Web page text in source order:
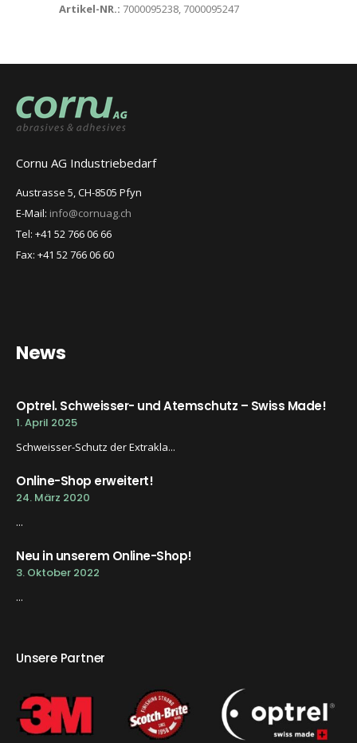
Artikel-NR.: 7000095238, 7000095247
Cornu AG Industriebedarf
Austrasse 5, CH-8505 Pfyn
E-Mail: info@cornuag.ch
Tel: +41 52 766 06 66
Fax: +41 52 766 06 60
News
Optrel. Schweisser- und Atemschutz – Swiss Made!
1. April 2025
Schweisser-Schutz der Extrakla...
Online-Shop erweitert!
24. März 2020
...
Neu in unserem Online-Shop!
3. Oktober 2022
...
Unsere Partner